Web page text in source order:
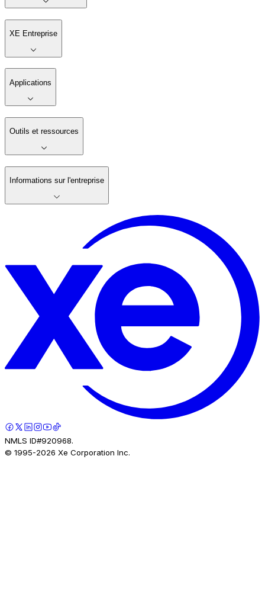
XE Entreprise
Applications
Outils et ressources
Informations sur l'entreprise
NMLS ID#920968.
© 1995-2026 Xe Corporation Inc.